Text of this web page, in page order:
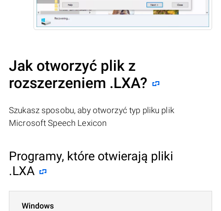
Jak otworzyć plik z
rozszerzeniem .LXA?
Szukasz sposobu, aby otworzyć typ pliku plik
Microsoft Speech Lexicon
Programy, które otwierają pliki
.LXA
Windows